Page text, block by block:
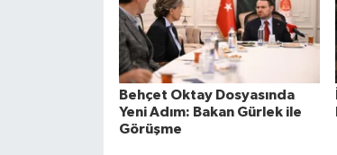
Behçet Oktay Dosyasında
Yeni Adım: Bakan Gürlek ile
Görüşme